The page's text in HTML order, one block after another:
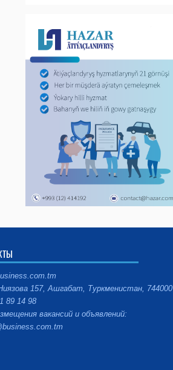
157, Ашгабат, Туркменистан, 744000
89 14 98
вакансий и объявлений: